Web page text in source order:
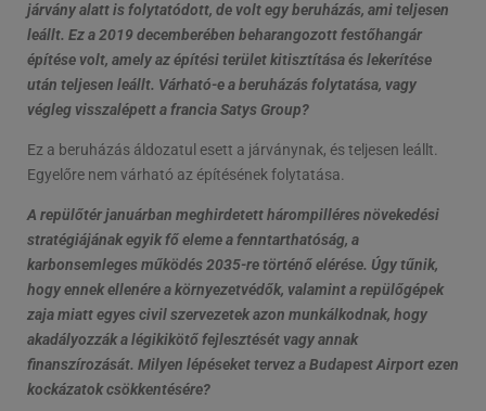
járvány alatt is folytatódott, de volt egy beruházás, ami teljesen
leállt. Ez a 2019 decemberében beharangozott festőhangár
építése volt, amely az építési terület kitisztítása és lekerítése
után teljesen leállt. Várható-e a beruházás folytatása, vagy
végleg visszalépett a francia Satys Group?
Ez a beruházás áldozatul esett a járványnak, és teljesen leállt.
Egyelőre nem várható az építésének folytatása.
A repülőtér januárban meghirdetett hárompilléres növekedési
stratégiájának egyik fő eleme a fenntarthatóság, a
karbonsemleges működés 2035-re történő elérése. Úgy tűnik,
hogy ennek ellenére a környezetvédők, valamint a repülőgépek
zaja miatt egyes civil szervezetek azon munkálkodnak, hogy
akadályozzák a légikikötő fejlesztését vagy annak
finanszírozását. Milyen lépéseket tervez a Budapest Airport ezen
kockázatok csökkentésére?